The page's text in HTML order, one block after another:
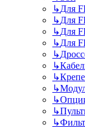
↳Для
↳Для
↳Для
↳Для
↳
↳
↳
↳
↳
↳
↳